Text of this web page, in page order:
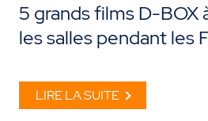
5 grands films D-BOX
les salles pendant les
LIRE LA SUITE